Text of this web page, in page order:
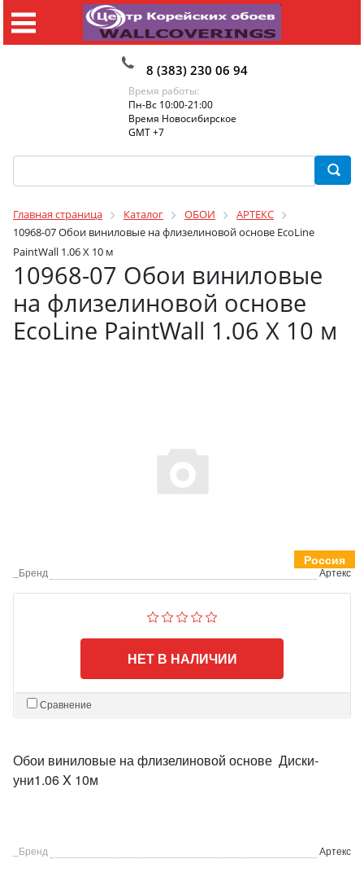
8 (383) 230 06 94
Время работы:
Пн-Вс 10:00-21:00
Время Новосибирское
GMT +7
Главная страница Каталог ОБОИ
АРТЕКС
10968-07 Обои виниловые на флизелиновой основе EcoLine
PaintWall 1.06 X 10 м
10968-07 Обои виниловые
на флизелиновой основе
EcoLine PaintWall 1.06 X 10 м
Россия
_Бренд Артекс
НЕТ В НАЛИЧИИ
Сравнение
Обои виниловые на флизелиновой основе Диски-
уни1.06 X 10м
_Бренд Артекс